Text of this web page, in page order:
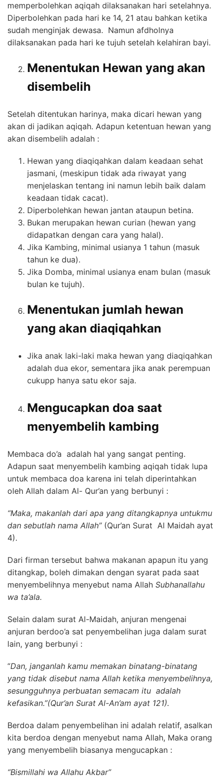
memperbolehkan aqiqah dilaksanakan hari setelahnya.
Diperbolehkan pada hari ke 14, 21 atau bahkan ketika
sudah menginjak dewasa. Namun afdholnya
dilaksanakan pada hari ke tujuh setelah kelahiran bayi.
Menentukan Hewan yang akan
disembelih
Setelah ditentukan harinya, maka dicari hewan yang
akan di jadikan aqiqah. Adapun ketentuan hewan yang
akan disembelih adalah :
Hewan yang diaqiqahkan dalam keadaan sehat
jasmani, (meskipun tidak ada riwayat yang
menjelaskan tentang ini namun lebih baik dalam
keadaan tidak cacat).
Diperbolehkan hewan jantan ataupun betina.
Bukan merupakan hewan curian (hewan yang
didapatkan dengan cara yang halal).
Jika Kambing, minimal usianya 1 tahun (masuk
tahun ke dua).
Jika Domba, minimal usianya enam bulan (masuk
bulan ke tujuh).
Menentukan jumlah hewan
yang akan diaqiqahkan
Jika anak laki-laki maka hewan yang diaqiqahkan
adalah dua ekor, sementara jika anak perempuan
cukupp hanya satu ekor saja.
Mengucapkan doa saat
menyembelih kambing
Membaca do’a adalah hal yang sangat penting.
Adapun saat menyembelih kambing aqiqah tidak lupa
untuk membaca doa karena ini telah diperintahkan
oleh Allah dalam Al- Qur’an yang berbunyi :
“Maka, makanlah dari apa yang ditangkapnya untukmu
dan sebutlah nama Allah”(Qur’an Surat Al Maidah ayat
4).
Dari firman tersebut bahwa makanan apapun itu yang
ditangkap, boleh dimakan dengan syarat pada saat
menyembelihnya menyebut nama Allah Subhanallahu
wa ta’ala.
Selain dalam surat Al-Maidah, anjuran mengenai
anjuran berdoo’a sat penyembelihan juga dalam surat
lain, yang berbunyi :
“Dan, janganlah kamu memakan binatang-binatang
yang tidak disebut nama Allah ketika menyembelihnya,
sesungguhnya perbuatan semacam itu adalah
kefasikan.”(Qur’an Surat Al-An’am ayat 121).
Berdoa dalam penyembelihan ini adalah relatif, asalkan
kita berdoa dengan menyebut nama Allah, Maka orang
yang menyembelih biasanya mengucapkan :
“Bismillahi wa Allahu Akbar”